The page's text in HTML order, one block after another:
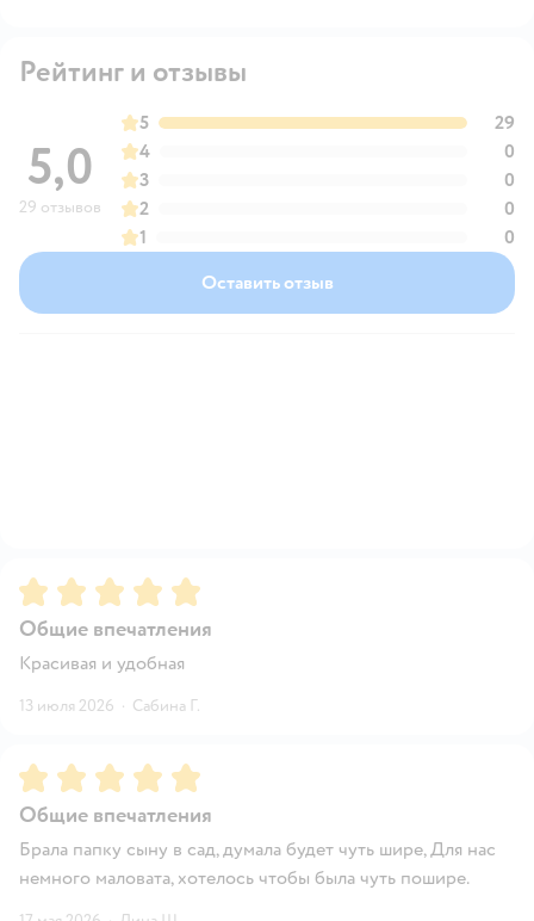
Рейтинг и отзывы
5,0
29 отзывов
5
29
4
0
3
0
2
0
1
0
Оставить отзыв
Рейтинг:5
Общие впечатления
Красивая и удобная
13 июля 2026 · Сабина Г.
Рейтинг:5
Общие впечатления
Брала папку сыну в сад, думала будет чуть шире, Для нас
немного маловата, хотелось чтобы была чуть пошире.